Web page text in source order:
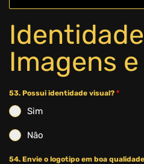
Imagens
53. Possui identidade visual? *
Sim
Não
54. Envie o logotipo em boa